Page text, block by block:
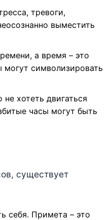
тревоги,
выместить
а время – это
символизировать
хотеть двигаться
часы могут быть
существует
себя. Примета – это